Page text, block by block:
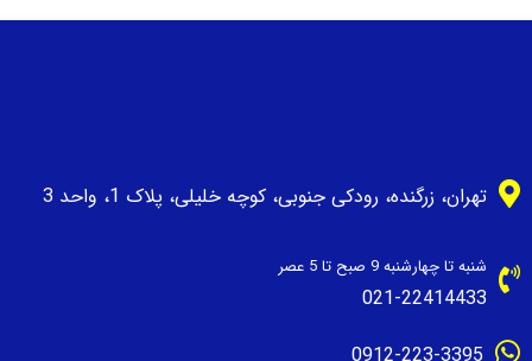
تهران، زرگنده، رودکی جنوبی، کوچه خلیلی، پلاک 1، واحد 3
شنبه تا چهارشنبه 9 صبح تا 5 عصر
021-22414433